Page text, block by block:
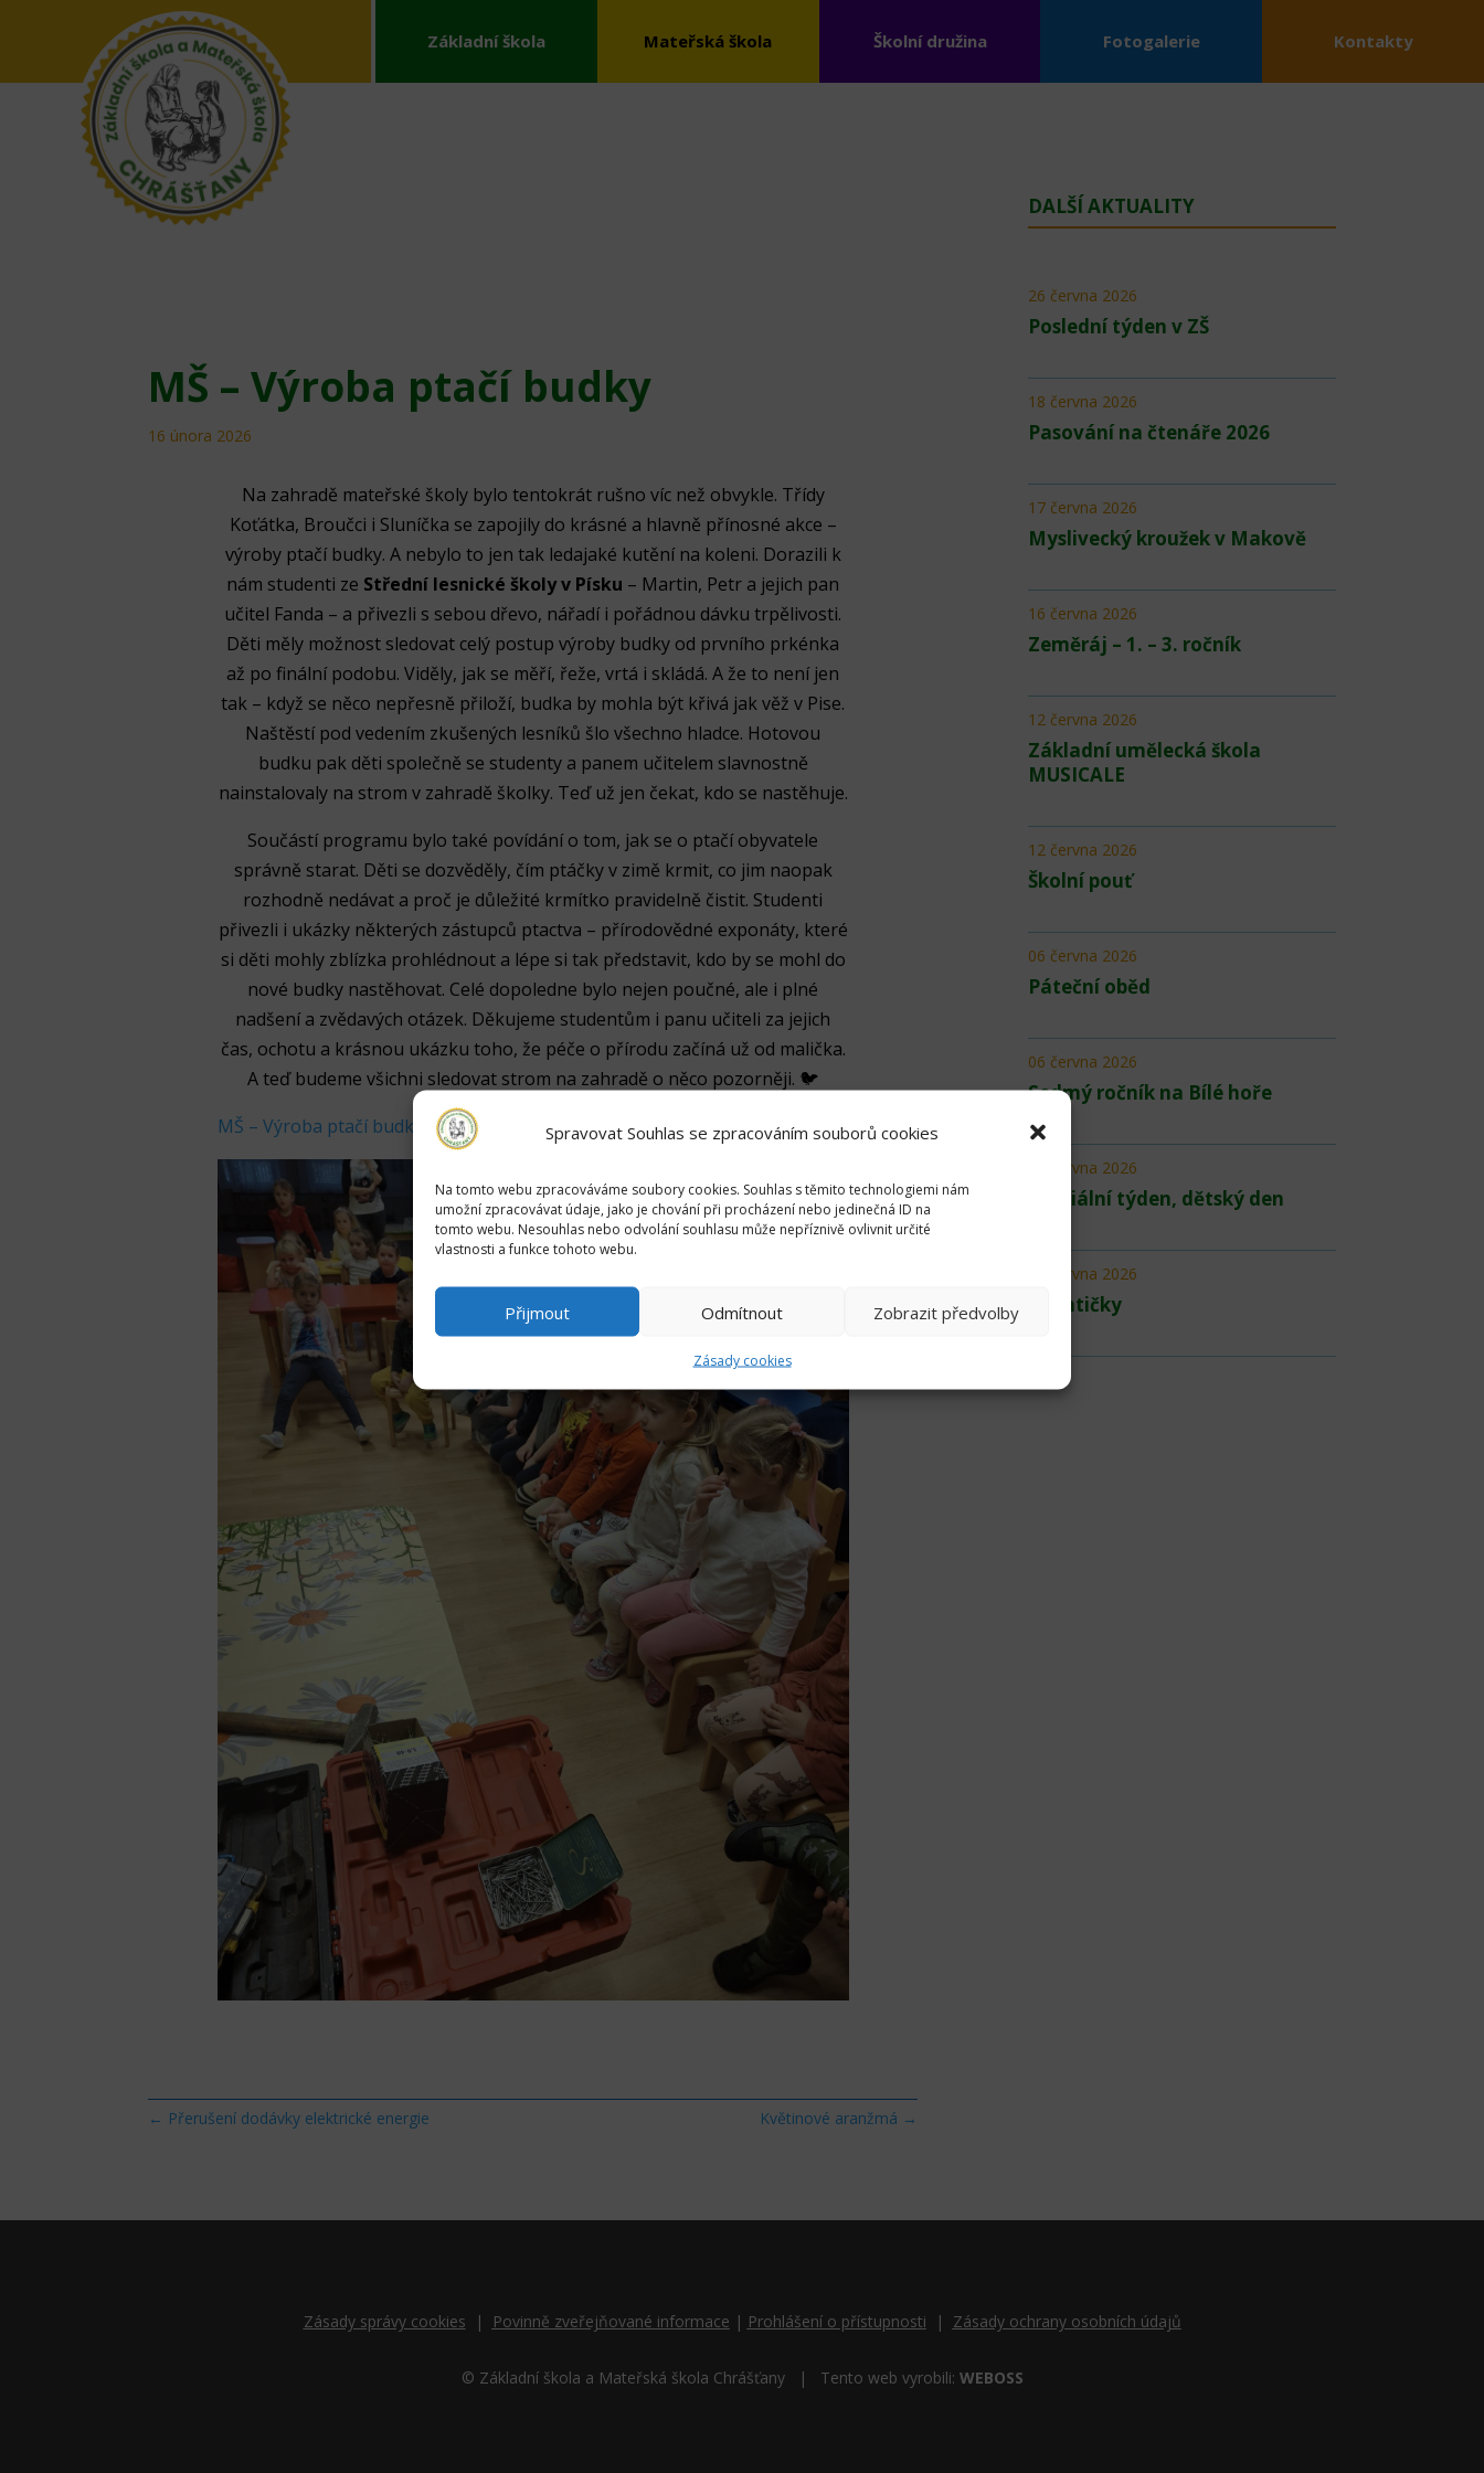
Spravovat Souhlas se zpracováním souborů cookies
Na tomto webu zpracováváme soubory cookies. Souhlas s těmito technologiemi nám
umožní zpracovávat údaje, jako je chování při procházení nebo jedinečná ID na
tomto webu. Nesouhlas nebo odvolání souhlasu může nepříznivě ovlivnit určité
vlastnosti a funkce tohoto webu.
Přijmout Odmítnout Zobrazit předvolby
Zásady cookies
Kontakty
Fotogalerie
Školní družina
Mateřská škola
Základní škola
MŠ – Výroba ptačí budky
16 února 2026
Na zahradě mateřské školy bylo tentokrát rušno víc než obvykle. Třídy
Koťátka, Broučci i Sluníčka se zapojily do krásné a hlavně přínosné akce –
výroby ptačí budky. A nebylo to jen tak ledajaké kutění na koleni. Dorazili k
nám studenti ze Střední lesnické školy v Písku – Martin, Petr a jejich pan
učitel Fanda – a přivezli s sebou dřevo, nářadí i pořádnou dávku trpělivosti.
Děti měly možnost sledovat celý postup výroby budky od prvního prkénka
až po finální podobu. Viděly, jak se měří, řeže, vrtá i skládá. A že to není jen
tak – když se něco nepřesně přiloží, budka by mohla být křivá jak věž v Pise.
Naštěstí pod vedením zkušených lesníků šlo všechno hladce. Hotovou
budku pak děti společně se studenty a panem učitelem slavnostně
nainstalovaly na strom v zahradě školky. Teď už jen čekat, kdo se nastěhuje.
Součástí programu bylo také povídání o tom, jak se o ptačí obyvatele
správně starat. Děti se dozvěděly, čím ptáčky v zimě krmit, co jim naopak
rozhodně nedávat a proč je důležité krmítko pravidelně čistit. Studenti
přivezli i ukázky některých zástupců ptactva – přírodovědné exponáty, které
si děti mohly zblízka prohlédnout a lépe si tak představit, kdo by se mohl do
nové budky nastěhovat. Celé dopoledne bylo nejen poučné, ale i plné
nadšení a zvědavých otázek. Děkujeme studentům i panu učiteli za jejich
čas, ochotu a krásnou ukázku toho, že péče o přírodu začíná už od malička.
A teď budeme všichni sledovat strom na zahradě o něco pozorněji. 🐦
MŠ – Výroba ptačí budky | Zonerama.com
← Přerušení dodávky elektrické energie Květinové aranžmá →
DALŠÍ AKTUALITY
Poslední týden v ZŠ
26 června 2026
Pasování na čtenáře 2026
18 června 2026
Myslivecký kroužek v Makově
17 června 2026
Zeměráj – 1. – 3. ročník
16 června 2026
Základní umělecká škola
MUSICALE
12 června 2026
Školní pouť
12 června 2026
Páteční oběd
06 června 2026
Sedmý ročník na Bílé hoře
06 června 2026
Speciální týden, dětský den
05 června 2026
Buchtičky
03 června 2026
Zásady správy cookies | Povinně zveřejňované informace | Prohlášení o přístupnosti | Zásady ochrany osobních údajů
© Základní škola a Mateřská škola Chrášťany | Tento web vyrobili: WEBOSS